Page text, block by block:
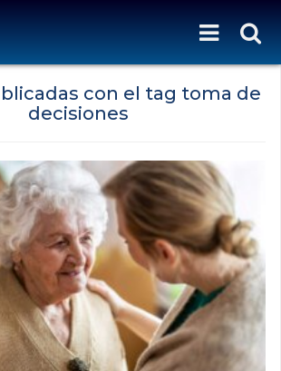
con el tag toma de
decisiones